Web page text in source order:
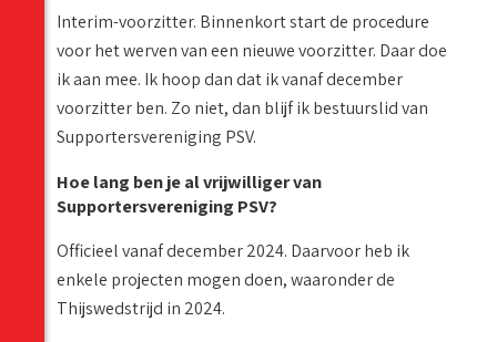
Interim-voorzitter. Binnenkort start de procedure
voor het werven van een nieuwe voorzitter. Daar doe
ik aan mee. Ik hoop dan dat ik vanaf december
voorzitter ben. Zo niet, dan blijf ik bestuurslid van
Supportersvereniging PSV.
Hoe lang ben je al vrijwilliger van
Supportersvereniging PSV?
Officieel vanaf december 2024. Daarvoor heb ik
enkele projecten mogen doen, waaronder de
Thijswedstrijd in 2024.